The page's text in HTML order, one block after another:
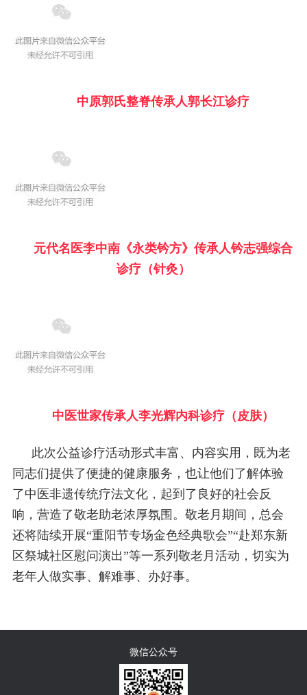
中原郭氏整脊传承人郭长江诊疗
元代名医李中南《永类钤方》传承人钤志强综合
诊疗（针灸）
中医世家传承人李光辉内科诊疗（皮肤）
此次公益诊疗活动形式丰富、内容实用，既为老
同志们提供了便捷的健康服务，也让他们了解体验
了中医非遗传统疗法文化，起到了良好的社会反
响，营造了敬老助老浓厚氛围。敬老月期间，总会
还将陆续开展“重阳节专场金色经典歌会”“赴郑东新
区祭城社区慰问演出”等一系列敬老月活动，切实为
老年人做实事、解难事、办好事。
微信公众号